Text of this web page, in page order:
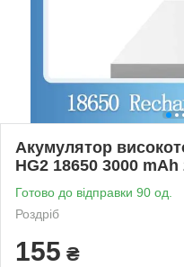
Акумулятор
HG2 18650 3000 mAh
Готово до відправки 90 од.
Роздріб
155 ₴